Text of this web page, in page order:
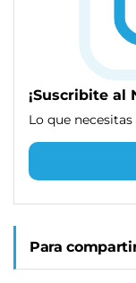
¡Suscribite al
Lo que
Para